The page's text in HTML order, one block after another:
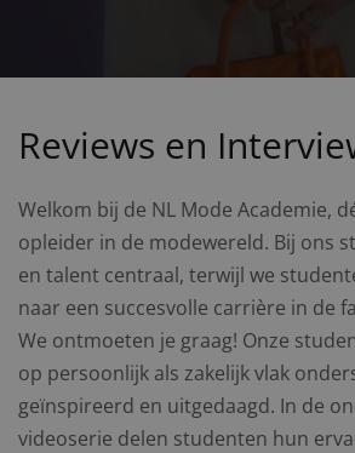
Reviews en
Welkom bij de NL Mode Academie,
opleider in de modewereld. Bij ons
en talent centraal, terwijl we
naar een succesvolle carrière in de
We ontmoeten je graag! Onze
op persoonlijk als zakelijk vlak
geïnspireerd en uitgedaagd. In de
videoserie delen studenten hun